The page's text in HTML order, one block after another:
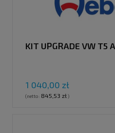
KIT UPGRADE VW T5
1 040,00 zł
(netto: 845,53 zł)